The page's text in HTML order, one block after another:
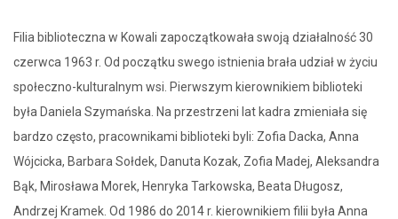
Filia biblioteczna w Kowali zapoczątkowała swoją działalność 30
czerwca 1963 r. Od początku swego istnienia brała udział w życiu
społeczno-kulturalnym wsi. Pierwszym kierownikiem biblioteki
była Daniela Szymańska. Na przestrzeni lat kadra zmieniała się
bardzo często, pracownikami biblioteki byli: Zofia Dacka, Anna
Wójcicka, Barbara Sołdek, Danuta Kozak, Zofia Madej, Aleksandra
Bąk, Mirosława Morek, Henryka Tarkowska, Beata Długosz,
Andrzej Kramek. Od 1986 do 2014 r. kierownikiem filii była Anna